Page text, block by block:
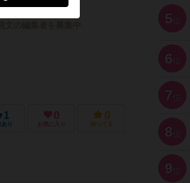
1
り
0
お気に入り
0
持ってる
5 位
6 位
7 位
8 位
9 位